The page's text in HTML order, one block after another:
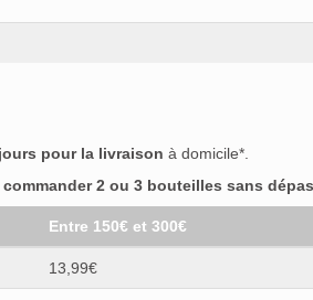
pour la livraison à domicile*.
2 ou 3 bouteilles sans
Entre 150€ et 300€
13,99€